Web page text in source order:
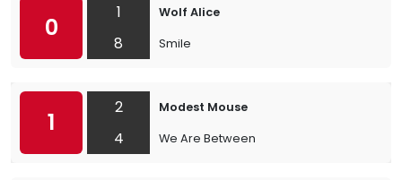
0
1
8
Wolf Alice
Smile
1
2
4
Modest Mouse
We Are Between